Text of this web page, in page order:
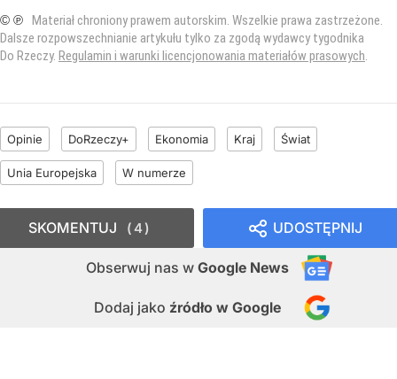
© ℗ Materiał chroniony prawem autorskim. Wszelkie prawa zastrzeżone.
Dalsze rozpowszechnianie artykułu tylko za zgodą wydawcy tygodnika
Do Rzeczy. Regulamin i warunki licencjonowania materiałów prasowych
Opinie DoRzeczy+ Ekonomia Kraj Świat
Unia Europejska W numerze
UDOSTĘPNIJ
Obserwuj nas w Google News
Dodaj jako źródło w Google
SKOMENTUJ 4